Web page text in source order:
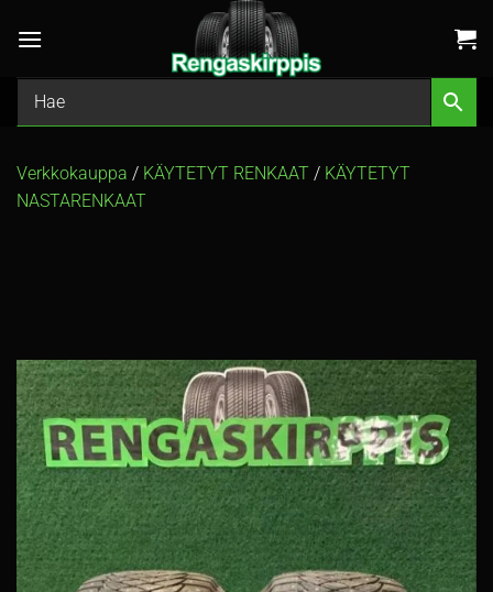
Verkkokauppa / KÄYTETYT RENKAAT / KÄYTETYT
NASTARENKAAT